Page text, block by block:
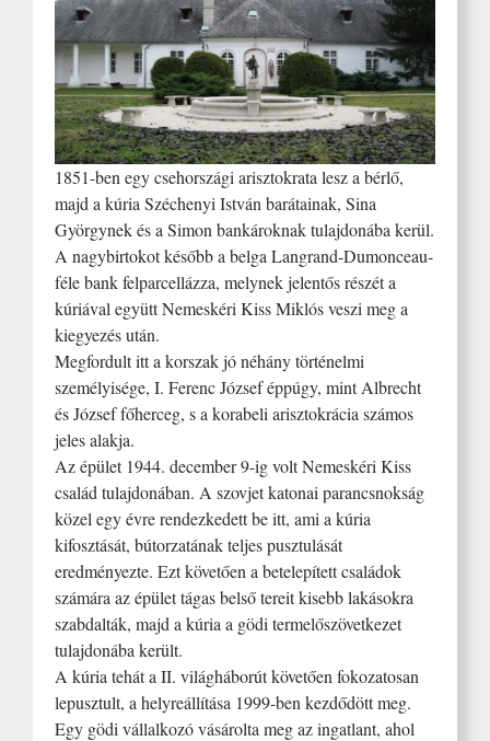
1851-ben egy csehországi arisztokrata lesz a bérlő,
majd a kúria Széchenyi István barátainak, Sina
Györgynek és a Simon bankároknak tulajdonába kerül.
A nagybirtokot később a belga Langrand-Dumonceau-
féle bank felparcellázza, melynek jelentős részét a
kúriával együtt Nemeskéri Kiss Miklós veszi meg a
kiegyezés után.
Megfordult itt a korszak jó néhány történelmi
személyisége, I. Ferenc József éppúgy, mint Albrecht
és József főherceg, s a korabeli arisztokrácia számos
jeles alakja.
Az épület 1944. december 9-ig volt Nemeskéri Kiss
család tulajdonában. A szovjet katonai parancsnokság
közel egy évre rendezkedett be itt, ami a kúria
kifosztását, bútorzatának teljes pusztulását
eredményezte. Ezt követően a betelepített családok
számára az épület tágas belső tereit kisebb lakásokra
szabdalták, majd a kúria a gödi termelőszövetkezet
tulajdonába került.
A kúria tehát a II. világháborút követően fokozatosan
lepusztult, a helyreállítása 1999-ben kezdődött meg.
Egy gödi vállalkozó vásárolta meg az ingatlant, ahol